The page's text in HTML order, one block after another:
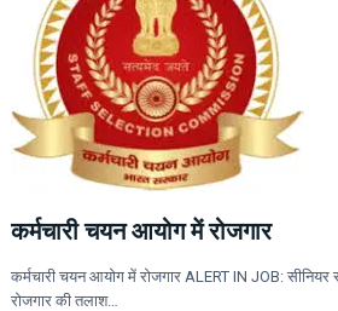
कर्मचारी चयन आयोग में रोजगार
कर्मचारी चयन आयोग में रोजगार ALERT IN JOB:
रोजगार की तलाश…